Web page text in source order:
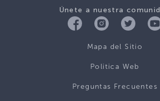
Únete a nuestra
Mapa del Sitio
Politica Web
Preguntas Frecuentes